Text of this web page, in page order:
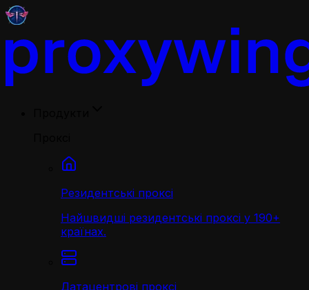
Резидентські проксі
Найшвидші резидентські проксі у 190+
країнах.
Датацентрові проксі